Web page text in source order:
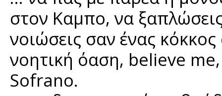
στον Καμπο, να
νοιώσεις σαν ένας
νοητική όαση, believe
Sofrano.